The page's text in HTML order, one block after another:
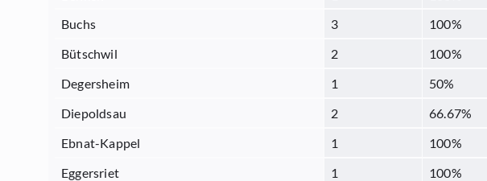
Buchs
3 100%
Bütschwil
2 100%
Degersheim
1 50%
Diepoldsau
2 66.67%
Ebnat-Kappel
1 100%
Eggersriet
1 100%